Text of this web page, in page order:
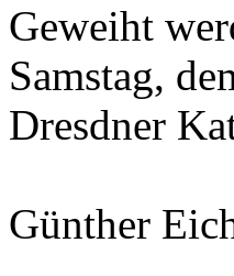
Geweiht
Samstag,
Dresdner
Günther